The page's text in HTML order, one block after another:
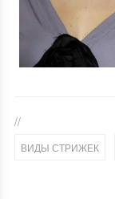
//
ВИДЫ СТРИЖЕК